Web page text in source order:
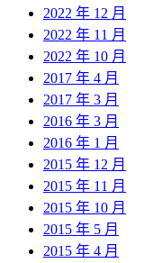
2022 年 12 月
2022 年 11 月
2022 年 10 月
2017 年 4 月
2017 年 3 月
2016 年 3 月
2016 年 1 月
2015 年 12 月
2015 年 11 月
2015 年 10 月
2015 年 5 月
2015 年 4 月